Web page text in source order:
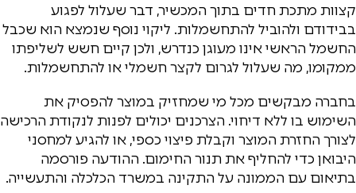
קצוות מתכת חדים בתוך המכשיר, דבר שעלול לפגוע
בבידודם ולהוביל להתחשמלות. ליקוי נוסף שנמצא הוא שכבל
החשמל הראשי אינו מעוגן כנדרש, ולכן קיים חשש לשליפתו
ממקומו, מה שעלול לגרום לקצר חשמלי או להתחשמלות.
בחברה מבקשים מכל מי שמחזיק במוצר להפסיק את
השימוש בו ללא דיחוי. הצרכנים יכולים לפנות לנקודת הרכישה
לצורך החזרת המוצר וקבלת פיצוי כספי, או להגיע למחסני
היבואן כדי להחליף את תנור החימום. ההודעה פורסמה
בתיאום עם הממונה על התקינה במשרד הכלכלה והתעשייה.